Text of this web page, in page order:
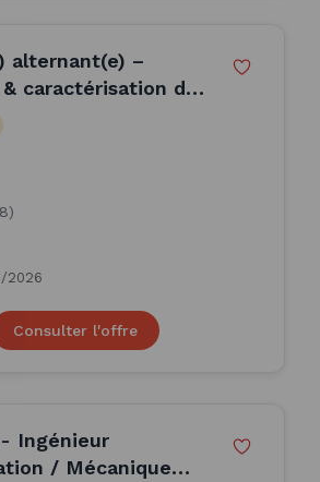
alternant(e) –
caractérisation de
puissance grand
2026
Consulter l'offre
Ingénieur
/ Mécanique